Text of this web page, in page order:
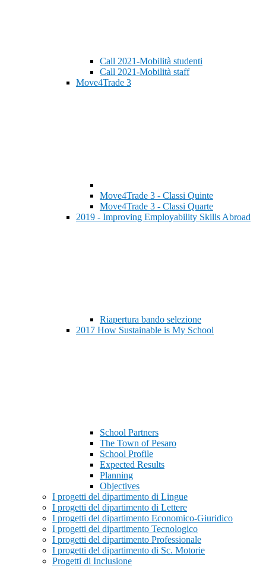
Call 2021-Mobilità studenti
Call 2021-Mobilità staff
Move4Trade 3
Move4Trade 3 - Classi Quinte
Move4Trade 3 - Classi Quarte
2019 - Improving Employability Skills Abroad
Riapertura bando selezione
2017 How Sustainable is My School
School Partners
The Town of Pesaro
School Profile
Expected Results
Planning
Objectives
I progetti del dipartimento di Lingue
I progetti del dipartimento di Lettere
I progetti del dipartimento Economico-Giuridico
I progetti del dipartimento Tecnologico
I progetti del dipartimento Professionale
I progetti del dipartimento di Sc. Motorie
Progetti di Inclusione